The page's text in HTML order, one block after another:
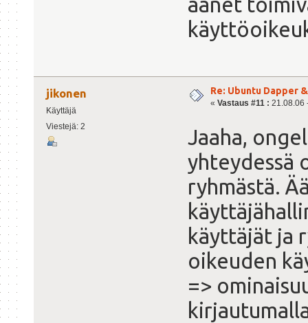
jikonen
Käyttäjä
Viestejä: 2
Re: Ubuntu Dapper
« Vastaus #11 : 21.08.06
Jaaha,
yhteydessä
ryhmästä.
käyttäjät ja
oikeuden
=>